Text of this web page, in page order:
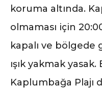
koruma altında.
olmaması için
kapalı ve bölgede
ışık yakmak
Kaplumbağa Plajı